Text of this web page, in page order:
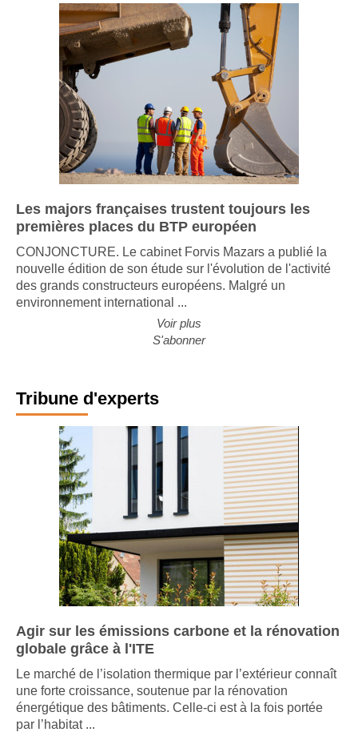
Les majors françaises trustent toujours les
premières places du BTP européen
CONJONCTURE. Le cabinet Forvis Mazars a publié la
nouvelle édition de son étude sur l'évolution de l'activité
des grands constructeurs européens. Malgré un
Voir plus
Tribune d'experts
Agir sur les émissions carbone et la rénovation
globale grâce à l'ITE
Le marché de l’isolation thermique par l’extérieur connaît
une forte croissance, soutenue par la rénovation
énergétique des bâtiments. Celle-ci est à la fois portée